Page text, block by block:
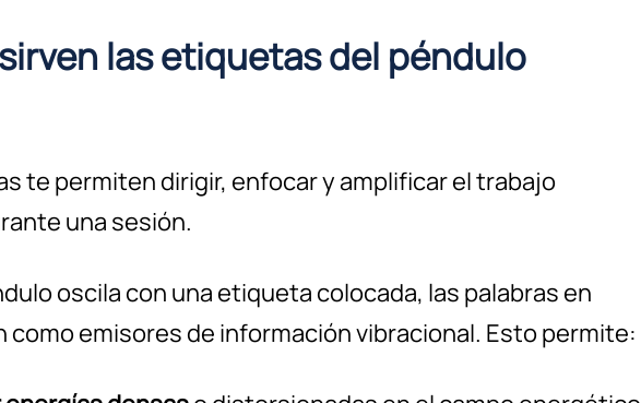
las etiquetas del péndulo
te permiten dirigir, enfocar y amplificar el trabajo
una sesión.
oscila con una etiqueta colocada, las palabras en
como emisores de información vibracional. Esto permite: